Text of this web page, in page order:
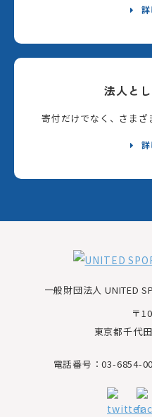
詳
法人と
寄付だけでなく、さまざ
詳
一般財団法人 UNITED
〒
東京都千代
電話番号：03-6854-